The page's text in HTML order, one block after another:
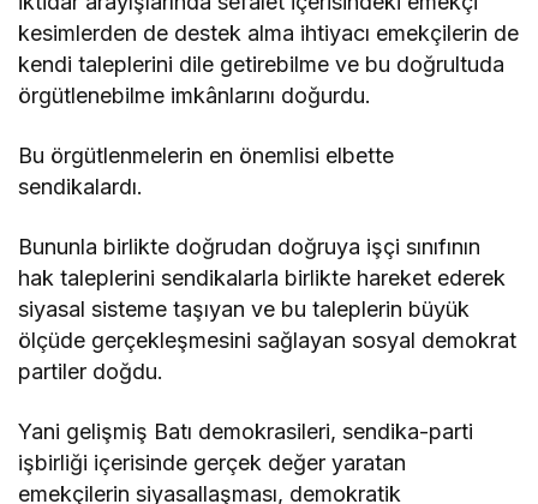
kesimlerden de destek alma ihtiyacı emekçilerin de
kendi taleplerini dile getirebilme ve bu doğrultuda
örgütlenebilme imkânlarını doğurdu.
Bu örgütlenmelerin en önemlisi elbette
sendikalardı.
Bununla birlikte doğrudan doğruya işçi sınıfının
hak taleplerini sendikalarla birlikte hareket ederek
siyasal sisteme taşıyan ve bu taleplerin büyük
ölçüde gerçekleşmesini sağlayan sosyal demokrat
partiler doğdu.
Yani gelişmiş Batı demokrasileri, sendika-parti
işbirliği içerisinde gerçek değer yaratan
emekçilerin siyasallaşması, demokratik